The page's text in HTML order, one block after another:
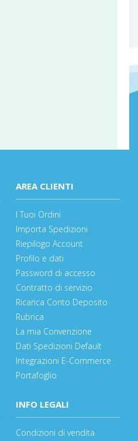
AREA CLIENTI
I Tuoi Ordini
Importa Spedizioni
Riepilogo Account
Profilo e dati
Password di accesso
Contratto di servizio
Ricarica Conto Deposito
Rubrica
La mia Convenzione
Dati Spedizioni Default
Integrazioni E-Commerce
Portafoglio
INFO LEGALI
Condizioni di vendita